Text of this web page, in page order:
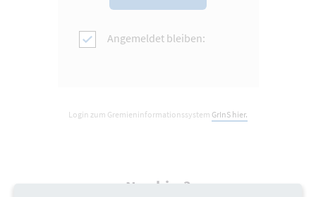
Angemeldet bleiben:
Login zum Gremieninformationssystem GrInS hier.
Neu hier?